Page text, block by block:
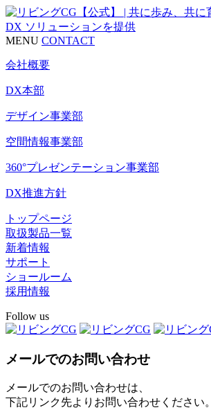
MENU CONTACT
会社概要
DX本部
デザイン事業部
空間情報事業部
360°プレゼンテーション事業部
DX推進方針
トップページ
取扱製品一覧
新着情報
サポート
ショールーム
採用情報
Follow us
メールでのお問い合わせ
メールでのお問い合わせは、
下記リンク先よりお問い合わせください。